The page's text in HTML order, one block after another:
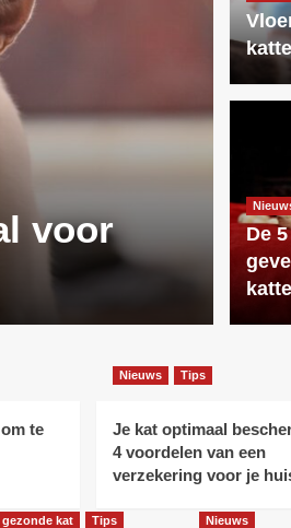
voor
De
De
te
Nieuws Tips
Je kat optimaal
4 voordelen van een
verzekering voor je
kat Tips Nieuws